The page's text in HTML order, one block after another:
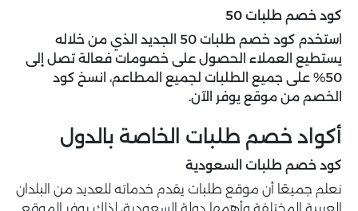
كود خصم طلبات 50
استخدم كود خصم طلبات 50 الجديد الذي من خلاله
يستطيع العملاء الحصول على خصومات فعالة تصل إلى
50% على جميع الطلبات لجميع المطاعم، انسخ كود
الخصم من موقع يوفر الآن.
أكواد خصم طلبات الخاصة بالدول
كود خصم طلبات السعودية
نعلم جميعًا أن موقع طلبات يقدم خدماته للعديد من البلدان